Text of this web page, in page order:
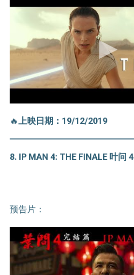
🔥上映日期：19/12/2019
8. IP MAN 4: THE FINALE 叶问 4
预告片：